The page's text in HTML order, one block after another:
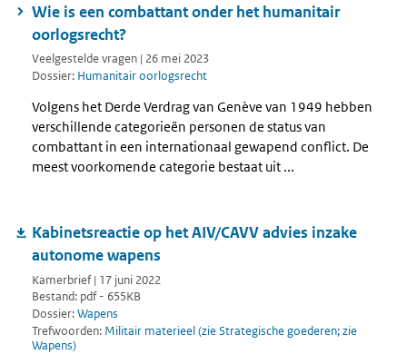
Wie is een combattant onder het humanitair
oorlogsrecht?
Veelgestelde vragen | 26 mei 2023
Dossier: Humanitair oorlogsrecht
Volgens het Derde Verdrag van Genève van 1949 hebben
verschillende categorieën personen de status van
combattant in een internationaal gewapend conflict. De
meest voorkomende categorie bestaat uit ...
Kabinetsreactie op het AIV/CAVV advies inzake
autonome wapens
Kamerbrief | 17 juni 2022
Bestand: pdf - 655KB
Dossier:Wapens
Trefwoorden: Militair materieel (zie Strategische goederen; zie
Wapens)